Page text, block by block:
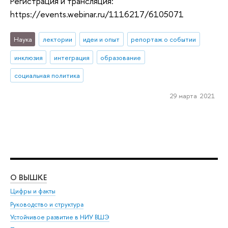
https://events.webinar.ru/1116217/6105071
Наука лектории идеи и опыт
репортаж о событии
инклюзия
интеграция
образование
социальная политика
29 марта 2021
О ВЫШКЕ
Цифры и факты
Руководство и структура
Устойчивое развитие в НИУ ВШЭ